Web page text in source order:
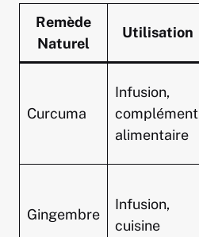
Remède
Naturel
Utilisation
Curcuma
Infusion,
complément
alimentaire
Gingembre
Infusion,
cuisine